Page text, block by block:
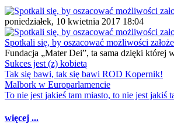
poniedziałek, 10 kwietnia 2017 18:04
Spotkali się, by oszacować możliwości
Fundacja „Mater Dei”, ta sama dzięki której
Sukces jest (z) kobietą
Tak się bawi, tak się bawi ROD Kopernik!
Malbork w Europarlamencie
To nie jest jakieś tam miasto, to nie jest jakiś
więcej ...